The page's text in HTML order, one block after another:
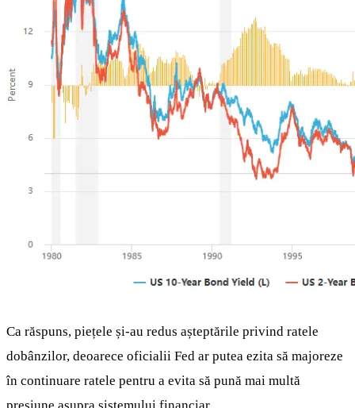
Ca răspuns, piețele și-au redus așteptările privind ratele
dobânzilor, deoarece oficialii Fed ar putea ezita să majoreze
în continuare ratele pentru a evita să pună mai multă